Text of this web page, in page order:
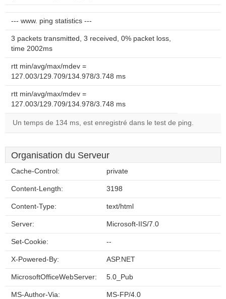
--- www. ping statistics ---
3 packets transmitted, 3 received, 0% packet loss,
time 2002ms
rtt min/avg/max/mdev =
127.003/129.709/134.978/3.748 ms
rtt min/avg/max/mdev =
127.003/129.709/134.978/3.748 ms
Un temps de 134 ms, est enregistré dans le test de ping.
Organisation du Serveur
Cache-Control: private
Content-Length: 3198
Content-Type: text/html
Server: Microsoft-IIS/7.0
Set-Cookie: --
X-Powered-By: ASP.NET
MicrosoftOfficeWebServer: 5.0_Pub
MS-Author-Via: MS-FP/4.0